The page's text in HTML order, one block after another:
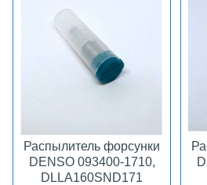
Распылитель форсунки
DENSO 093400-1710,
DLLA160SND171